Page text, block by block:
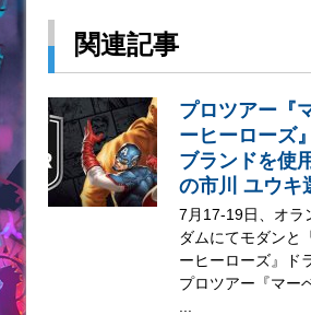
関連記事
プロツアー『
ーヒーローズ
ブランドを使
の市川 ユウキ
7月17-19日、オラ
ダムにてモダンと
ーヒーローズ』ド
プロツアー『マー